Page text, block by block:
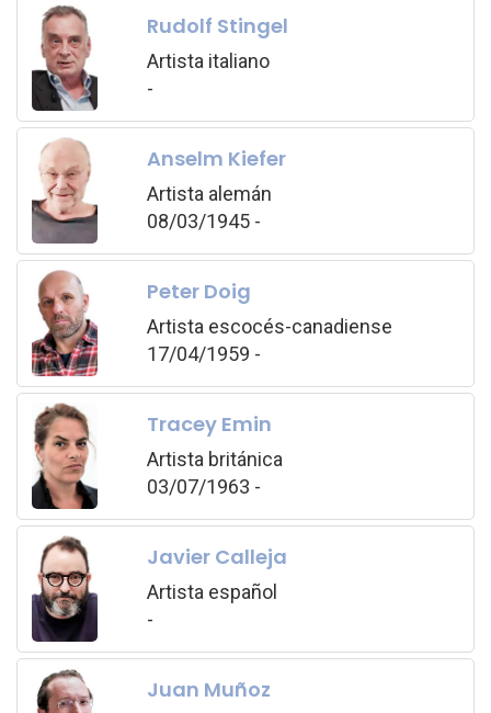
Rudolf Stingel
Artista italiano
-
Anselm Kiefer
Artista alemán
08/03/1945 -
Peter Doig
Artista escocés-canadiense
17/04/1959 -
Tracey Emin
Artista británica
03/07/1963 -
Javier Calleja
Artista español
-
Juan Muñoz